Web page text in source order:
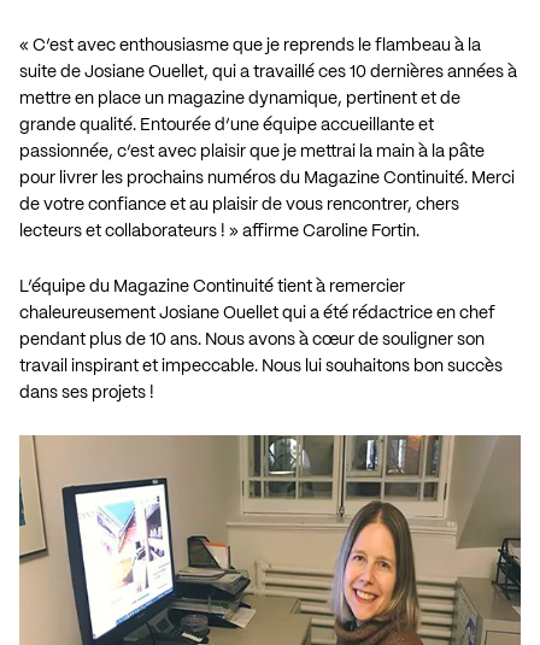
« C’est avec enthousiasme que je reprends le flambeau à la
suite de Josiane Ouellet, qui a travaillé ces 10 dernières années à
mettre en place un magazine dynamique, pertinent et de
grande qualité. Entourée d’une équipe accueillante et
passionnée, c’est avec plaisir que je mettrai la main à la pâte
pour livrer les prochains numéros du Magazine Continuité. Merci
de votre confiance et au plaisir de vous rencontrer, chers
lecteurs et collaborateurs ! » affirme Caroline Fortin.
L’équipe du Magazine Continuité tient à remercier
chaleureusement Josiane Ouellet qui a été rédactrice en chef
pendant plus de 10 ans. Nous avons à cœur de souligner son
travail inspirant et impeccable. Nous lui souhaitons bon succès
dans ses projets !